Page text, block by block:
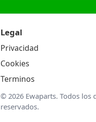
Legal
Privacidad
Cookies
Terminos
© 2026 Ewaparts. Todos los
reservados.